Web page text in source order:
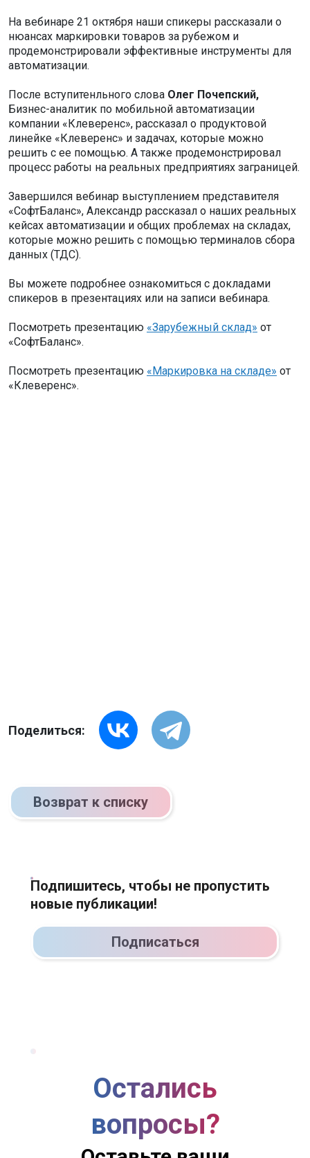
На вебинаре 21 октября наши спикеры рассказали о
нюансах маркировки товаров за рубежом и
продемонстрировали эффективные инструменты для
автоматизации.
После вступитенльного слова Олег Почепский,
Бизнес-аналитик по мобильной автоматизации
компании «Клеверенс», рассказал о продуктовой
линейке «Клеверенс» и задачах, которые можно
решить с ее помощью. А также продемонстрировал
процесс работы на реальных предприятиях заграницей.
Завершился вебинар выступлением представителя
«СофтБаланс», Александр рассказал о наших реальных
кейсах автоматизации и общих проблемах на складах,
которые можно решить с помощью терминалов сбора
данных (ТДС).
Вы можете подробнее ознакомиться с докладами
спикеров в презентациях или на записи вебинара.
Посмотреть презентацию «Зарубежный склад» от
«СофтБаланс».
Посмотреть презентацию «Маркировка на складе» от
«Клеверенс».
Поделиться:
Возврат к списку
Подпишитесь, чтобы не пропустить
новые публикации!
Подписаться
Остались
вопросы?